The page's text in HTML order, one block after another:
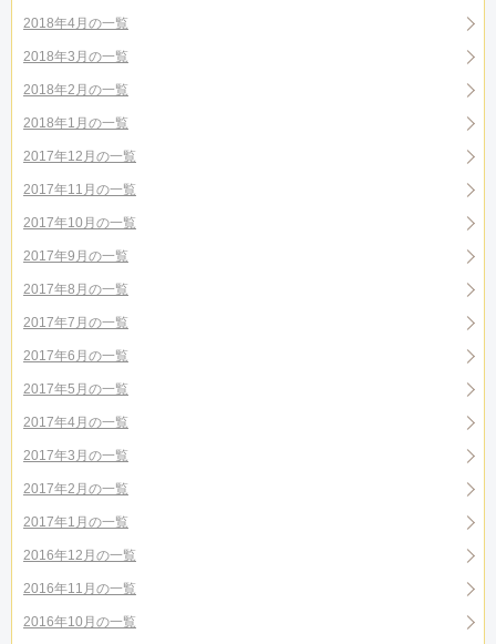
2018年4月の一覧
2018年3月の一覧
2018年2月の一覧
2018年1月の一覧
2017年12月の一覧
2017年11月の一覧
2017年10月の一覧
2017年9月の一覧
2017年8月の一覧
2017年7月の一覧
2017年6月の一覧
2017年5月の一覧
2017年4月の一覧
2017年3月の一覧
2017年2月の一覧
2017年1月の一覧
2016年12月の一覧
2016年11月の一覧
2016年10月の一覧